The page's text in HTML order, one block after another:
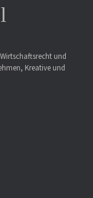
und
Kreative und